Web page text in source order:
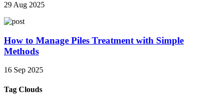
29 Aug 2025
How to Manage Piles Treatment with Simple
Methods
16 Sep 2025
Tag Clouds